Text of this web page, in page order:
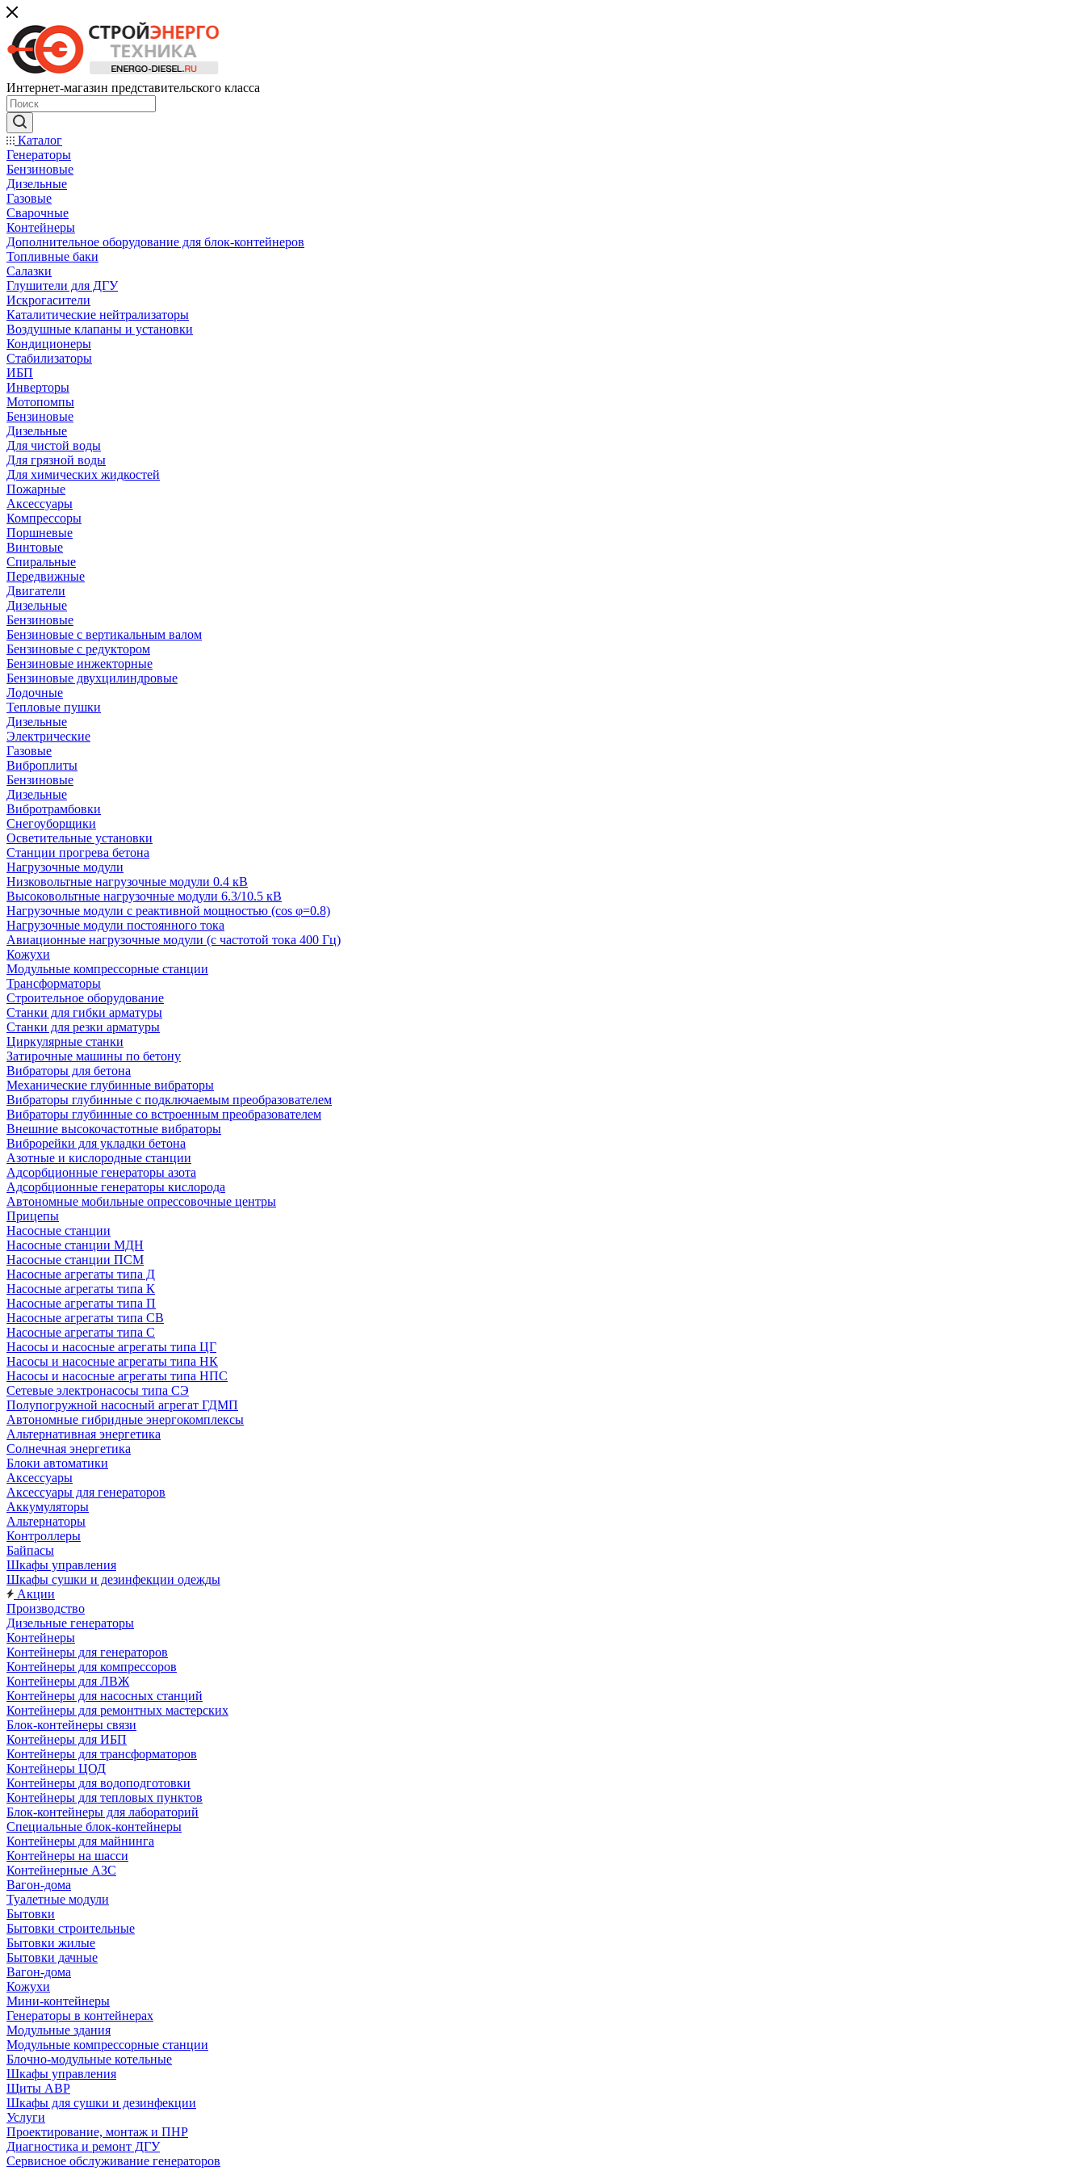
Интернет-магазин представительского класса
Каталог
Генераторы
Бензиновые
Дизельные
Газовые
Сварочные
Контейнеры
Дополнительное оборудование для блок-контейнеров
Топливные баки
Салазки
Глушители для ДГУ
Искрогасители
Каталитические нейтрализаторы
Воздушные клапаны и установки
Кондиционеры
Стабилизаторы
ИБП
Инверторы
Мотопомпы
Бензиновые
Дизельные
Для чистой воды
Для грязной воды
Для химических жидкостей
Пожарные
Аксессуары
Компрессоры
Поршневые
Винтовые
Спиральные
Передвижные
Двигатели
Дизельные
Бензиновые
Бензиновые с вертикальным валом
Бензиновые с редуктором
Бензиновые инжекторные
Бензиновые двухцилиндровые
Лодочные
Тепловые пушки
Дизельные
Электрические
Газовые
Виброплиты
Бензиновые
Дизельные
Вибротрамбовки
Снегоуборщики
Осветительные установки
Станции прогрева бетона
Нагрузочные модули
Низковольтные нагрузочные модули 0.4 кВ
Высоковольтные нагрузочные модули 6.3/10.5 кВ
Нагрузочные модули с реактивной мощностью (cos φ=0.8)
Нагрузочные модули постоянного тока
Авиационные нагрузочные модули (с частотой тока 400 Гц)
Кожухи
Модульные компрессорные станции
Трансформаторы
Строительное оборудование
Станки для гибки арматуры
Станки для резки арматуры
Циркулярные станки
Затирочные машины по бетону
Вибраторы для бетона
Механические глубинные вибраторы
Вибраторы глубинные с подключаемым преобразователем
Вибраторы глубинные со встроенным преобразователем
Внешние высокочастотные вибраторы
Виброрейки для укладки бетона
Азотные и кислородные станции
Адсорбционные генераторы азота
Адсорбционные генераторы кислорода
Автономные мобильные опрессовочные центры
Прицепы
Насосные станции
Насосные станции МДН
Насосные станции ПСМ
Насосные агрегаты типа Д
Насосные агрегаты типа К
Насосные агрегаты типа П
Насосные агрегаты типа СВ
Насосные агрегаты типа С
Насосы и насосные агрегаты типа ЦГ
Насосы и насосные агрегаты типа НК
Насосы и насосные агрегаты типа НПС
Сетевые электронасосы типа СЭ
Полупогружной насосный агрегат ГДМП
Автономные гибридные энергокомплексы
Альтернативная энергетика
Солнечная энергетика
Блоки автоматики
Аксессуары
Аксессуары для генераторов
Аккумуляторы
Альтернаторы
Контроллеры
Байпасы
Шкафы управления
Шкафы сушки и дезинфекции одежды
Акции
Производство
Дизельные генераторы
Контейнеры
Контейнеры для генераторов
Контейнеры для компрессоров
Контейнеры для ЛВЖ
Контейнеры для насосных станций
Контейнеры для ремонтных мастерских
Блок-контейнеры связи
Контейнеры для ИБП
Контейнеры для трансформаторов
Контейнеры ЦОД
Контейнеры для водоподготовки
Контейнеры для тепловых пунктов
Блок-контейнеры для лабораторий
Специальные блок-контейнеры
Контейнеры для майнинга
Контейнеры на шасси
Контейнерные АЗС
Вагон-дома
Туалетные модули
Бытовки
Бытовки строительные
Бытовки жилые
Бытовки дачные
Вагон-дома
Кожухи
Мини-контейнеры
Генераторы в контейнерах
Модульные здания
Модульные компрессорные станции
Блочно-модульные котельные
Шкафы управления
Щиты АВР
Шкафы для сушки и дезинфекции
Услуги
Проектирование, монтаж и ПНР
Диагностика и ремонт ДГУ
Сервисное обслуживание генераторов